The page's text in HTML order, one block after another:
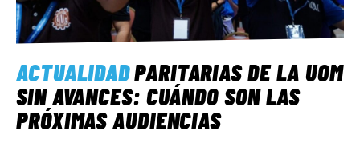
ACTUALIDADPARITARIAS DE LA UOM
SIN AVANCES: CUÁNDO SON LAS
PRÓXIMAS AUDIENCIAS